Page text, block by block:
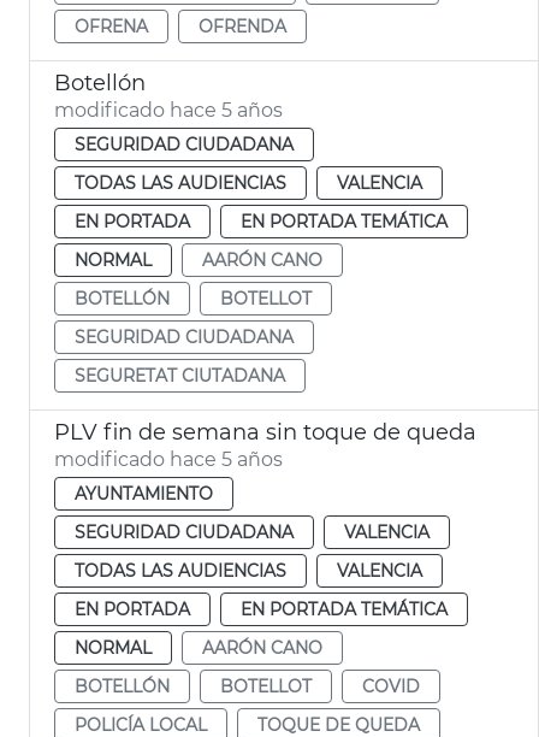
OFRENA
OFRENDA
Botellón
modificado hace 5 años
SEGURIDAD CIUDADANA
TODAS LAS AUDIENCIAS
VALENCIA
EN PORTADA
EN PORTADA TEMÁTICA
NORMAL
AARÓN CANO
BOTELLÓN
BOTELLOT
SEGURIDAD CIUDADANA
SEGURETAT CIUTADANA
PLV fin de semana sin toque de queda
modificado hace 5 años
AYUNTAMIENTO
SEGURIDAD CIUDADANA
VALENCIA
TODAS LAS AUDIENCIAS
VALENCIA
EN PORTADA
EN PORTADA TEMÁTICA
NORMAL
AARÓN CANO
BOTELLÓN
BOTELLOT
COVID
POLICÍA LOCAL
TOQUE DE QUEDA